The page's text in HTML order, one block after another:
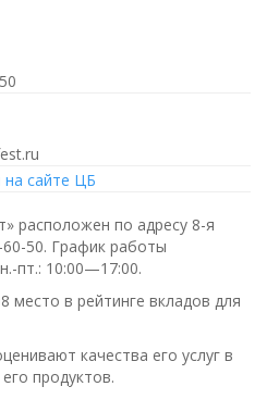
сайте ЦБ
расположен по адресу 8-я
50. График работы
пт.: 10:00—17:00.
место в рейтинге вкладов для
качества его услуг в
продуктов.